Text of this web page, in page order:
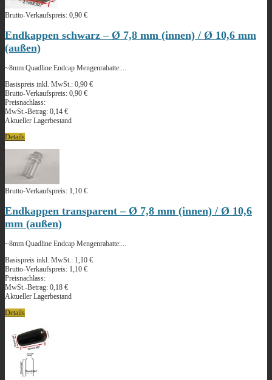
Brutto-Verkaufspreis: 0,90 €
Endkappen schwarz – Ø 7,8 mm (innen) / Ø 10,6 mm
(außen)
~8mm Quadline Endcap Mengenrabatte:...
Basispreis inkl. MwSt.: 0,90 €
Brutto-Verkaufspreis: 0,90 €
Preisnachlass:
MwSt.-Betrag: 0,14 €
Aktueller Lagerbestand
Details
Brutto-Verkaufspreis: 1,10 €
Endkappen transparent – Ø 7,8 mm (innen) / Ø 10,6
mm (außen)
~8mm Quadline Endcap Mengenrabatte:...
Basispreis inkl. MwSt.: 1,10 €
Brutto-Verkaufspreis: 1,10 €
Preisnachlass:
MwSt.-Betrag: 0,18 €
Aktueller Lagerbestand
Details